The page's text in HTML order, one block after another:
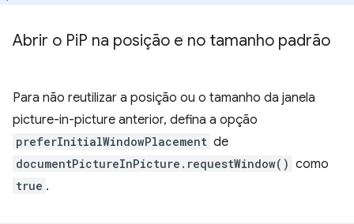
Abrir o PiP na posição e no tamanho padrão
Para não reutilizar a posição ou o tamanho da janela
picture-in-picture anterior, defina a opção
preferInitialWindowPlacement de
documentPictureInPicture.requestWindow() como
true .